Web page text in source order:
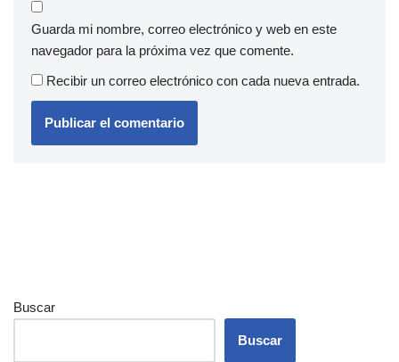
Guarda mi nombre, correo electrónico y web en este
navegador para la próxima vez que comente.
Recibir un correo electrónico con cada nueva entrada.
Buscar
Buscar